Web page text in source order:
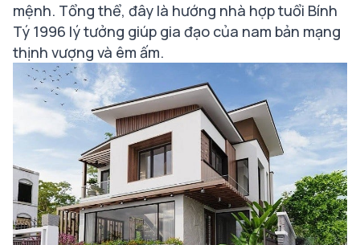
mệnh. Tổng thể, đây là hướng nhà hợp tuổi Bính
Tý 1996 lý tưởng giúp gia đạo của nam bản mạng
thịnh vượng và êm ấm.